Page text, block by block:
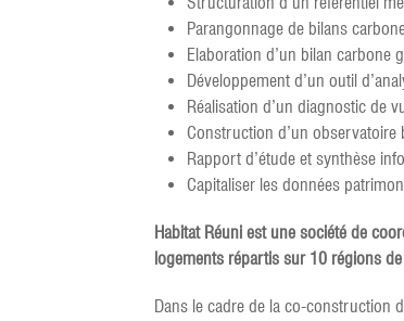
Parangonnage de bilans
Elaboration d’un bilan carbone
Développement d’un outil
Réalisation d’un diagnostic de
Construction d’un observatoire
Rapport d’étude et synthèse
Capitaliser les données
Habitat Réuni est une société de
logements répartis sur 10 régions
Dans le cadre de la co-construction